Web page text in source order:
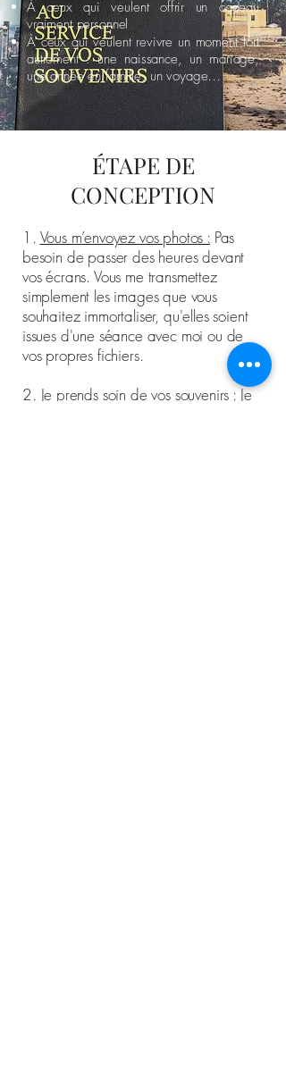
À ceux qui veulent offrir un cadeau
vraiment personnel
À ceux qui veulent revivre un moment fort
autrement : une naissance, un mariage,
une année en famille, un voyage…
ÉTAPE DE
CONCEPTION
1. Vous m’envoyez vos photos :Pas
besoin de passer des heures devant
vos écrans. Vous me transmettez
simplement les images que vous
souhaitez immortaliser, qu'elles soient
issues d'une séance avec moi ou de
vos propres fichiers.
2. Je prends soin de vos souvenirs :Je